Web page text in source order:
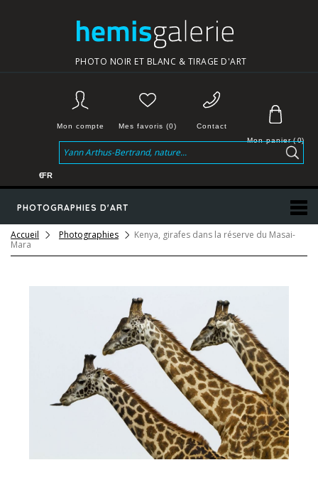
PHOTO NOIR ET BLANC & TIRAGE D'ART
Mon panier( 0)
Contact
Mes favoris (0)
Mon compte
PHOTOGRAPHIES D'ART
€FR
Accueil Photographies
Kenya, girafes dans la réserve du Masai-
Mara